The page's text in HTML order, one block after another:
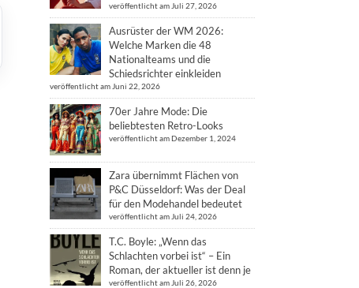
veröffentlicht am Juli 27, 2026
Ausrüster der WM 2026:
Welche Marken die 48
Nationalteams und die
Schiedsrichter einkleiden
veröffentlicht am Juni 22, 2026
70er Jahre Mode: Die
beliebtesten Retro-Looks
veröffentlicht am Dezember 1, 2024
Zara übernimmt Flächen von
P&C Düsseldorf: Was der Deal
für den Modehandel bedeutet
veröffentlicht am Juli 24, 2026
T.C. Boyle: „Wenn das
Schlachten vorbei ist“ – Ein
Roman, der aktueller ist denn je
veröffentlicht am Juli 26, 2026